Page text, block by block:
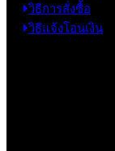
วิธีการสั่งซื้อ
วิธีแจ้งโอนเงิน